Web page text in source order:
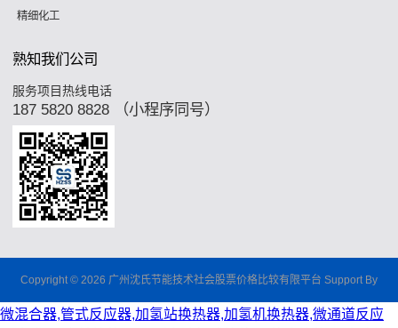
精细化工
熟知我们公司
服务项目热线电话
187 5820 8828 （小程序同号）
Copyright © 2026 广州沈氏节能技术社会股票价格比较有限平台 Support By
微混合器,管式反应器,加氢站换热器,加氢机换热器,微通道反应